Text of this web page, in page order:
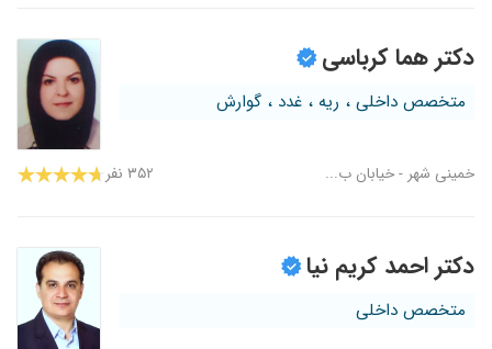
دکتر هما کرباسی
متخصص داخلی ، ریه ، غدد ، گوارش
خمینی شهر - خیابان ب... ۳۵۲ نفر
دکتر احمد کریم نیا
متخصص داخلی